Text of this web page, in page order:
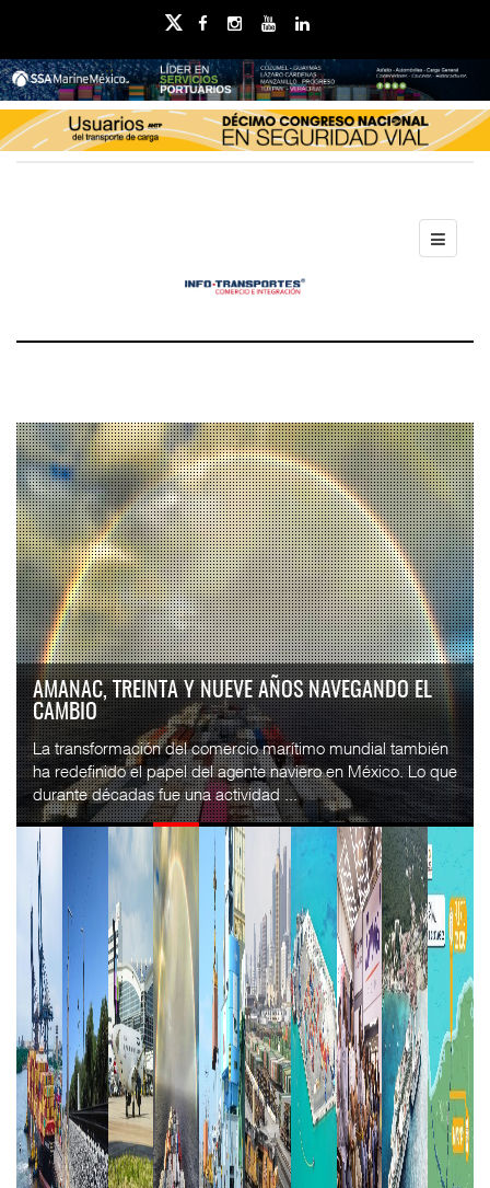
TMAZ ELEVA 77% MOVIMIENTO DE CARGA SUELTA Y
SERVICIOS INTERM...
La Terminal Marítima de Mazatlán (TMAZ), subsidiaria
portuaria de Hanseatic Global Terminals/Hapag-Lloyd,
registró durante el primer semestre de 2026 ...